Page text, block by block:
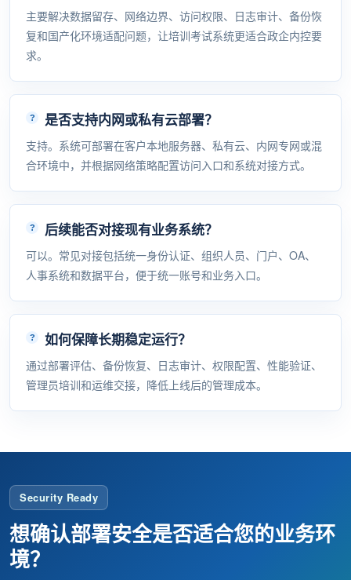
主要解决数据留存、网络边界、访问权限、日志审计、备份恢
复和国产化环境适配问题，让培训考试系统更适合政企内控要
求。
是否支持内网或私有云部署？
支持。系统可部署在客户本地服务器、私有云、内网专网或混
合环境中，并根据网络策略配置访问入口和系统对接方式。
后续能否对接现有业务系统？
可以。常见对接包括统一身份认证、组织人员、门户、OA、
人事系统和数据平台，便于统一账号和业务入口。
如何保障长期稳定运行？
通过部署评估、备份恢复、日志审计、权限配置、性能验证、
管理员培训和运维交接，降低上线后的管理成本。
Security Ready
想确认部署安全是否适合您的业务环
境？